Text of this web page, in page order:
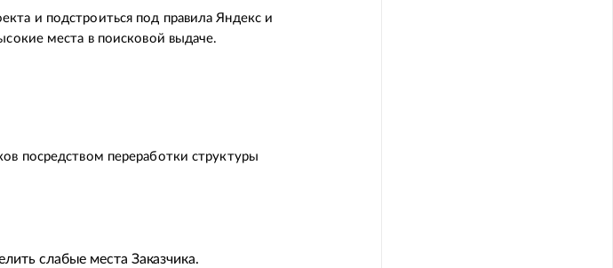
и подстроиться под правила Яндекс и
места в поисковой выдаче.
посредством переработки структуры
слабые места Заказчика.